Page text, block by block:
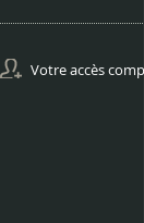
Votre accès